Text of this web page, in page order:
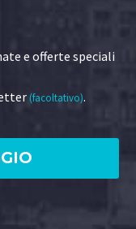
e offerte speciali
(facoltativo).